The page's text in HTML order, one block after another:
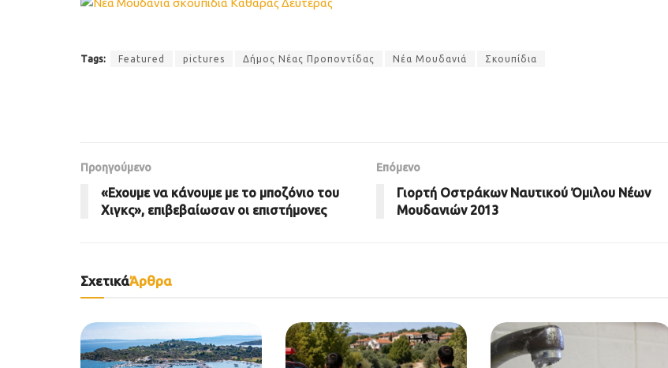
Tags: Featured pictures Δήμος Νέας Προποντίδας Νέα Μουδανιά Σκουπίδια
Προηγούμενο
«Εχουμε να κάνουμε με το μποζόνιο του
Χιγκς», επιβεβαίωσαν οι επιστήμονες
Επόμενο
Γιορτή Οστράκων Ναυτικού Όμιλου Νέων
Μουδανιών 2013
ΣχετικάΆρθρα